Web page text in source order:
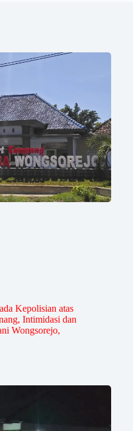
Kepolisian atas
Intimidasi dan
Wongsorejo,